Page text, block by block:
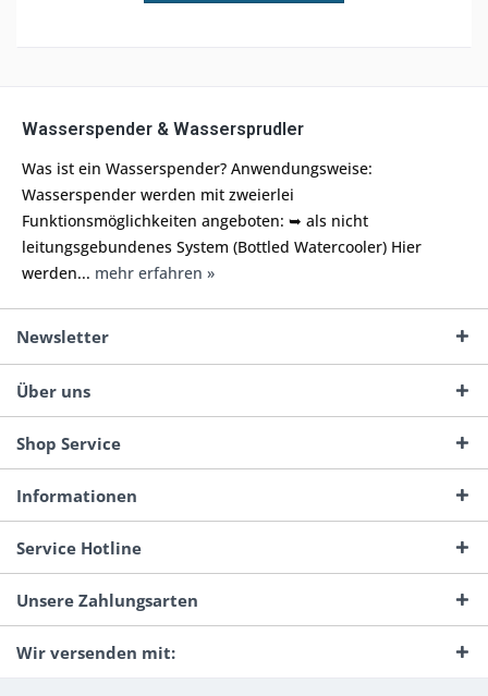
Wasserspender & Wassersprudler
Was ist ein Wasserspender? Anwendungsweise:
Wasserspender werden mit zweierlei
Funktionsmöglichkeiten angeboten: ➥ als nicht
leitungsgebundenes System (Bottled Watercooler) Hier
werden... mehr erfahren »
Newsletter
Über uns
Shop Service
Informationen
Service Hotline
Unsere Zahlungsarten
Wir versenden mit: